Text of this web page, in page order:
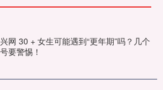
网 30 + 女生可能遇到“更年期”吗？几个
要警惕！